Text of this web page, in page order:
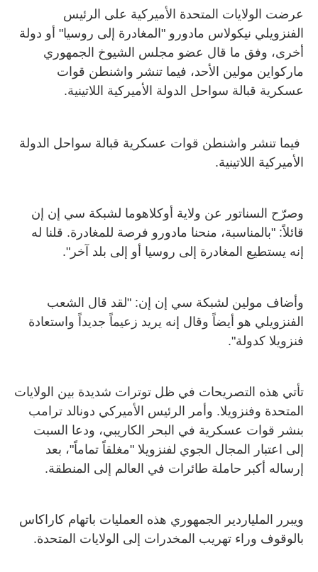
عرضت الولايات المتحدة الأميركية على الرئيس
الفنزويلي نيكولاس مادورو "المغادرة إلى روسيا" أو دولة
أخرى، وفق ما قال عضو مجلس الشيوخ الجمهوري
ماركواين مولين الأحد، فيما تنشر واشنطن قوات
عسكرية قبالة سواحل الدولة الأميركية اللاتينية.
فيما تنشر واشنطن قوات عسكرية قبالة سواحل الدولة
الأميركية اللاتينية.
وصرّح السناتور عن ولاية أوكلاهوما لشبكة سي إن إن
قائلاً: "بالمناسبة، منحنا مادورو فرصة للمغادرة. قلنا له
إنه يستطيع المغادرة إلى روسيا أو إلى بلد آخر "
.
وأضاف مولين لشبكة سي إن إن: "لقد قال الشعب
الفنزويلي هو أيضاً وقال إنه يريد زعيماً جديداً واستعادة
فنزويلا كدولة"
.
تأتي هذه التصريحات في ظل توترات شديدة بين الولايات
المتحدة وفنزويلا. وأمر الرئيس الأميركي دونالد ترامب
بنشر قوات عسكرية في البحر الكاريبي، ودعا السبت
إلى اعتبار المجال الجوي لفنزويلا "مغلقاً تماماً"، بعد
إرساله أكبر حاملة طائرات في العالم إلى المنطقة.
ويبرر الملياردير الجمهوري هذه العمليات باتهام كاراكاس
بالوقوف وراء تهريب المخدرات إلى الولايات المتحدة.